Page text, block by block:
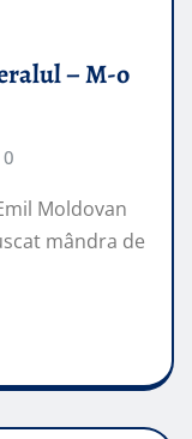
– M-o
0
Moldovan
mândra de